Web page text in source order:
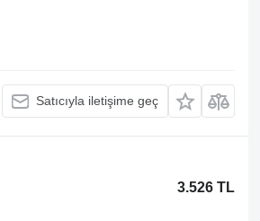
Satıcıyla iletişime geç
3.526 TL